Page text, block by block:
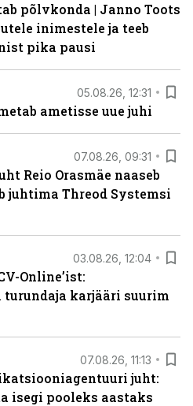
põlvkonda | Janno Toots
inimestele ja teeb
pika pausi
05.08.26, 12:31
ametisse uue juhi
07.08.26, 09:31
Reio Orasmäe naaseb
juhtima Threod Systemsi
03.08.26, 12:04
Online’ist:
turundaja karjääri suurim
07.08.26, 11:13
juht:
isegi pooleks aastaks